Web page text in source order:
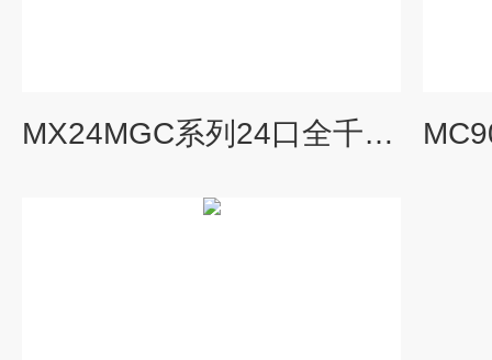
MX24MGC系列24口全千网管型机架式工业级以太网交换机